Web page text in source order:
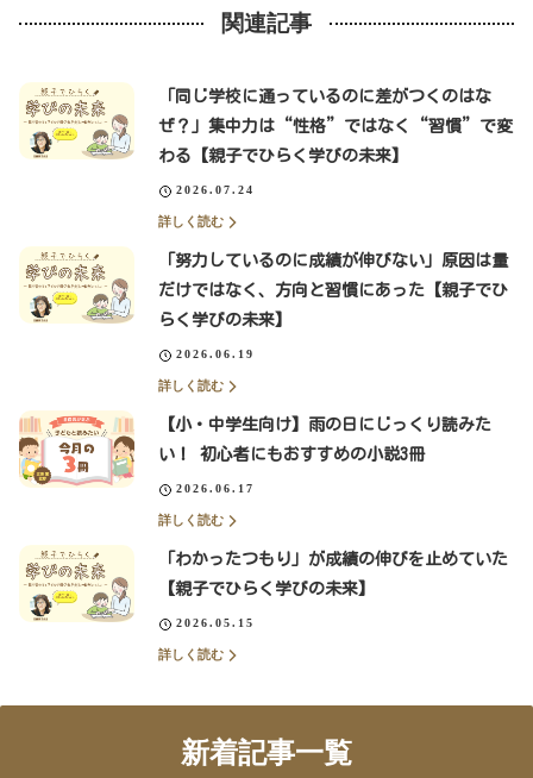
関連記事
「同じ学校に通っているのに差がつくのはな
ぜ？」集中力は“性格”ではなく“習慣”で変
わる【親子でひらく学びの未来】
2026.07.24
詳しく読む
「努力しているのに成績が伸びない」原因は量
だけではなく、方向と習慣にあった【親子でひ
らく学びの未来】
2026.06.19
詳しく読む
【小・中学生向け】雨の日にじっくり読みた
い！ 初心者にもおすすめの小説3冊
2026.06.17
詳しく読む
「わかったつもり」が成績の伸びを止めていた
【親子でひらく学びの未来】
2026.05.15
詳しく読む
新着記事一覧